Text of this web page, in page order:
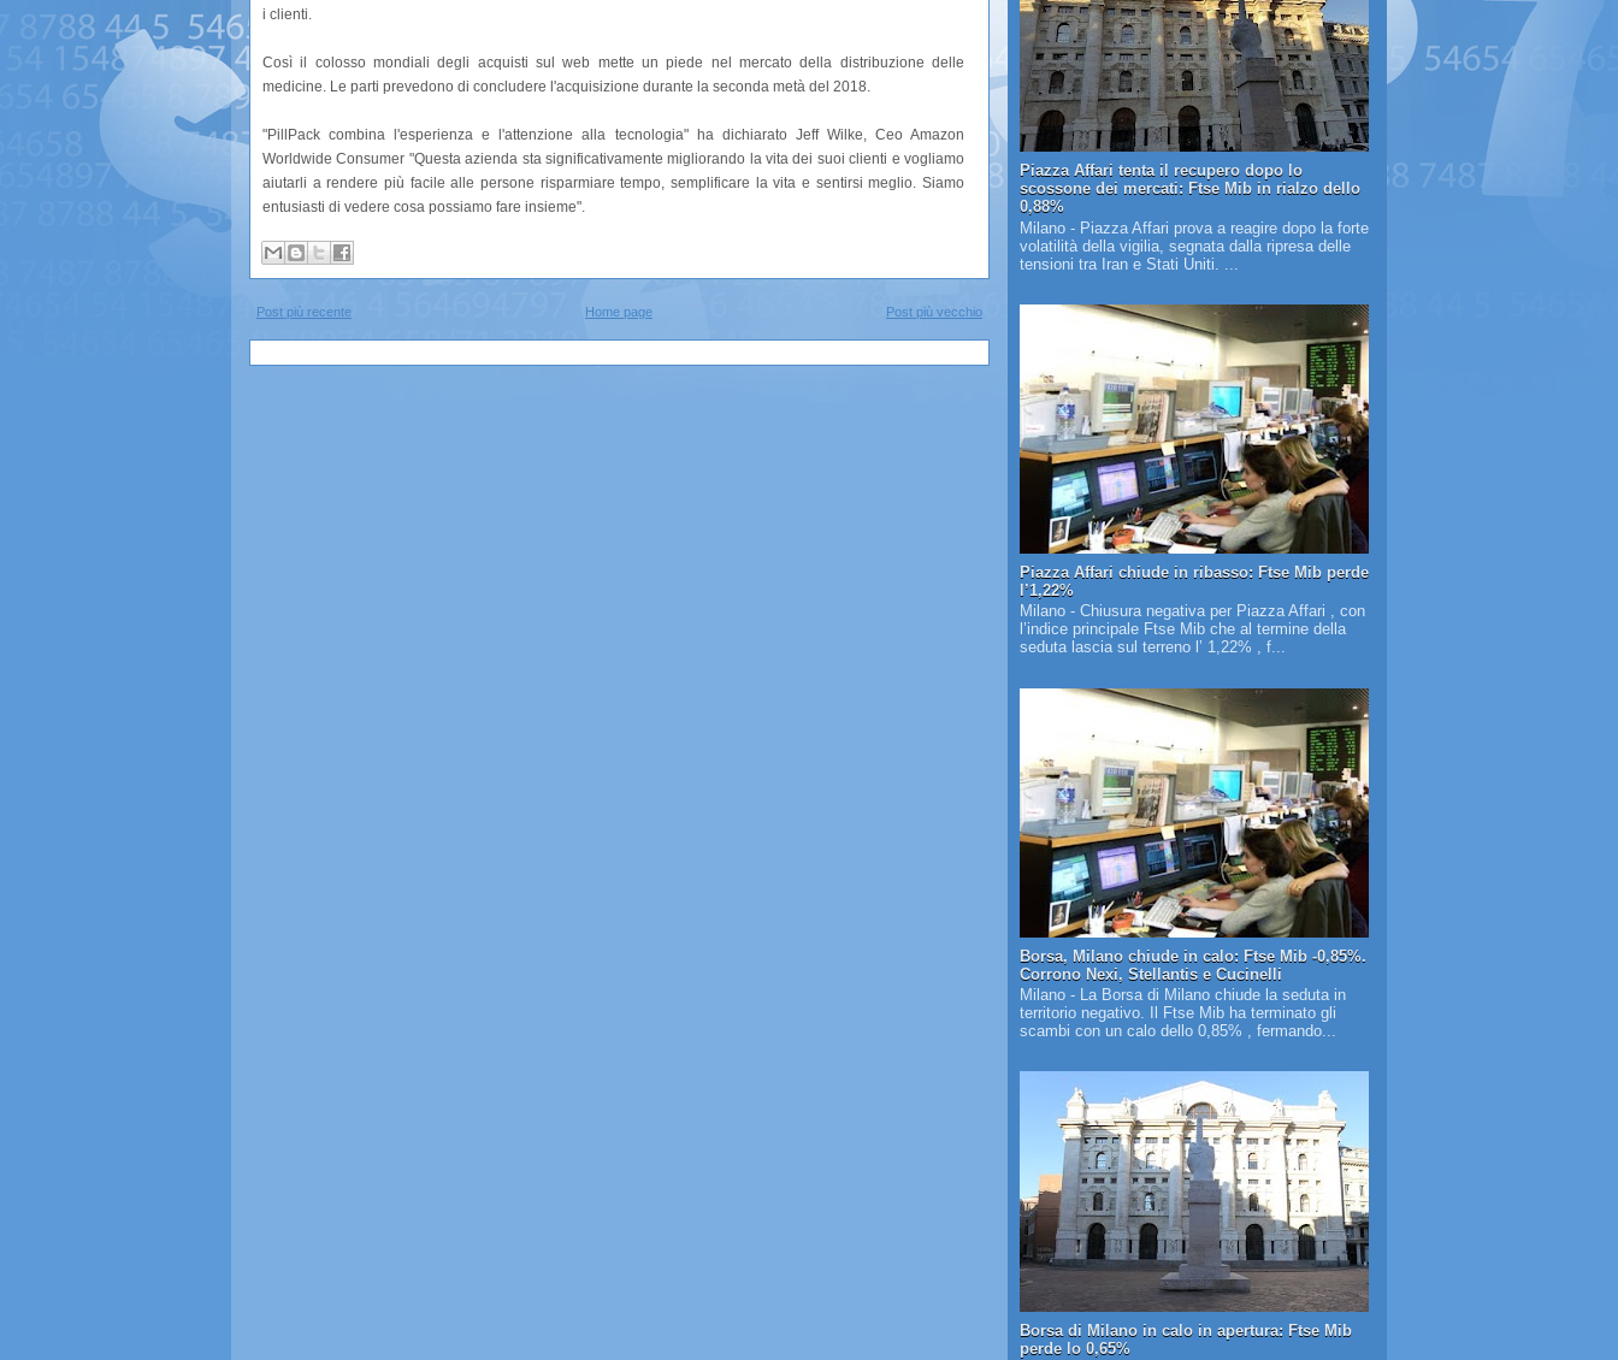
i clienti.
Così il colosso mondiali degli acquisti sul web mette un piede nel mercato della distribuzione delle
medicine. Le parti prevedono di concludere l'acquisizione durante la seconda metà del 2018.
"PillPack combina l'esperienza e l'attenzione alla tecnologia" ha dichiarato Jeff Wilke, Ceo Amazon
Worldwide Consumer "Questa azienda sta significativamente migliorando la vita dei suoi clienti e vogliamo
aiutarli a rendere più facile alle persone risparmiare tempo, semplificare la vita e sentirsi meglio. Siamo
entusiasti di vedere cosa possiamo fare insieme".
Post più recente Post più vecchio
Home page
Piazza Affari tenta il recupero dopo lo
scossone dei mercati: Ftse Mib in rialzo dello
0,88%
Milano - Piazza Affari prova a reagire dopo la forte
volatilità della vigilia, segnata dalla ripresa delle
tensioni tra Iran e Stati Uniti. ...
Piazza Affari chiude in ribasso: Ftse Mib perde
l’1,22%
Milano - Chiusura negativa per Piazza Affari , con
l’indice principale Ftse Mib che al termine della
seduta lascia sul terreno l’ 1,22% , f...
Borsa, Milano chiude in calo: Ftse Mib -0,85%.
Corrono Nexi, Stellantis e Cucinelli
Milano - La Borsa di Milano chiude la seduta in
territorio negativo. Il Ftse Mib ha terminato gli
scambi con un calo dello 0,85% , fermando...
Borsa di Milano in calo in apertura: Ftse Mib
perde lo 0,65%